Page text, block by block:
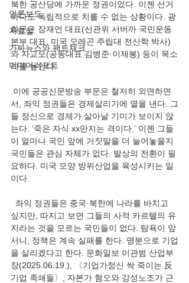
언론보도
자료실
가짜뉴스와 팩트체크
미디어리포트
북한 공산당에 가까운 정권이었다. 이젠 선거
하나도 독립적으로 치를 수 없는 상황이다. 광
화문은 장재언 대표(선관위 서버까 국민운동
본부 대표, 미국 오레곤 주립대 전산학 박사)
와 자교모(공동대표 김병준·이제봉) 등이 목소
리를 높인다.
이에 공공신문방송 부문은 철저히 외면하면
서, 좌익 정권들은 경제살리기에 열을 낸다. 그
들 정신으로 경제가 살아날 기미가 보이지 않
는다. ‘죽은 자식 xx만지는 격이다.’ 이젠 그들
이 얼마나 국민 앞에 거짓말을 더 늘어놓을지
국민들은 관심 자체가 없다. 발상의 전환이 필
요하다. 미국 모양 방위산업을 육성시키는 일
이다.
좌익 정권들은 중국·북한에 나라를 바치고
싶지만, 따지고 보면 그들의 사적 카르텔의 유
지라는 것을 모르는 국민들이 없다. 탐욕이 앞
서니, 정책은 계속 실패를 한다. 명분으로 기업
을 살리겠다고 한다. 문화일보 이관범 산업부
장(2025.06.19.), 〈기업가정신 싹 죽이는 反
기업 족쇄들〉, 자본가 혐오와 강성노조가 근